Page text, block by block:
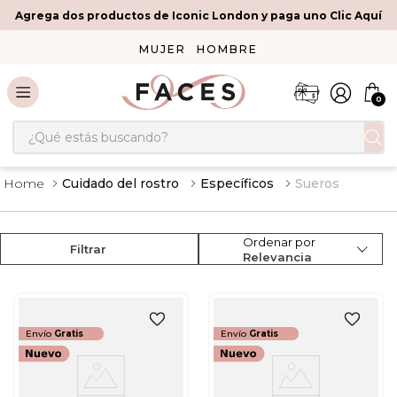
Agrega dos productos de Iconic London y paga uno Clic Aquí
MUJER HOMBRE
0
¿Qué estás buscando?
Cuidado del rostro Específicos Sueros
Filtrar
Ordenar por
Relevancia
Envío Gratis Envío Gratis